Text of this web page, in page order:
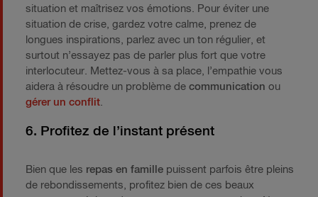
situation et maîtrisez vos émotions. Pour éviter une
situation de crise, gardez votre calme, prenez de
longues inspirations, parlez avec un ton régulier, et
surtout n’essayez pas de parler plus fort que votre
interlocuteur. Mettez-vous à sa place, l’empathie vous
aidera à résoudre un problème de communication ou
gérer un conflit.
6. Profitez de l’instant présent
Bien que les repas en famille puissent parfois être pleins
de rebondissements, profitez bien de ces beaux